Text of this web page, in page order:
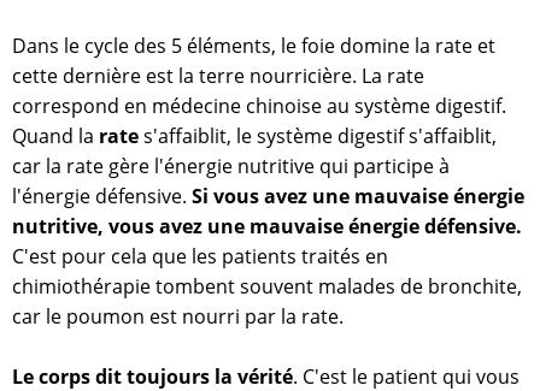
Dans le cycle des 5 éléments, le foie domine la rate et
cette dernière est la terre nourricière. La rate
correspond en médecine chinoise au système digestif.
Quand la rates'affaiblit, le système digestif s'affaiblit,
car la rate gère l'énergie nutritive qui participe à
l'énergie défensive. Si vous avez une mauvaise énergie
nutritive, vous avez une mauvaise énergie défensive.
C'est pour cela que les patients traités en
chimiothérapie tombent souvent malades de bronchite,
car le poumon est nourri par la rate.
Le corps dit toujours la vérité. C'est le patient qui vous